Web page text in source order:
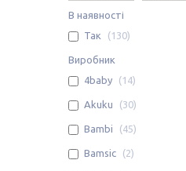
В наявності
Так
130
Виробник
4baby
14
Akuku 30
Bambi 45
Bamsic 2